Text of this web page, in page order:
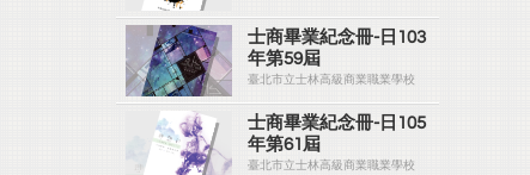
士商畢業紀念冊-日103
年第59屆
臺北市立士林高級商業職業學校
士商畢業紀念冊-日105
年第61屆
臺北市立士林高級商業職業學校